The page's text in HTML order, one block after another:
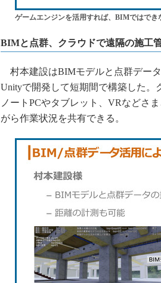
ゲームエンジンを活用すれば、BIMではで
BIMと点群、クラウドで遠隔の施工
村本建設はBIMモデルと点群デー
Unityで開発して短期間で構築した
ノートPCやタブレット、VRなどさ
がら作業状況を共有できる。